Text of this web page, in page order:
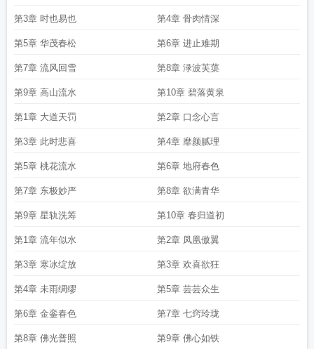
第3章 时也易也 第4章 骨肉情深
第5章 华茂春松 第6章 进止难期
第7章 流风回雪 第8章 渌波芙蕖
第9章 高山流水 第10章 碧落黄泉
第1章 大道天罚 第2章 口念心言
第3章 此时悲喜 第4章 靡颜腻理
第5章 桃花流水 第6章 地府春色
第7章 东极妙严 第8章 欲满青华
第9章 星轨洗筹 第10章 春归道初
第1章 流年似水 第2章 凤凰傲翼
第3章 寒冰绽放 第3章 欢喜欲狂
第4章 未雨绸缪 第5章 芸芸众生
第6章 金銮春色 第7章 七窍玲珑
第8章 佛光普照 第9章 佛心如铁